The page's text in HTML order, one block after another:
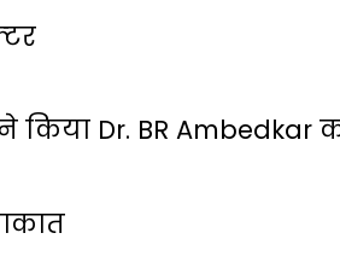
Dr. BR Ambedkar